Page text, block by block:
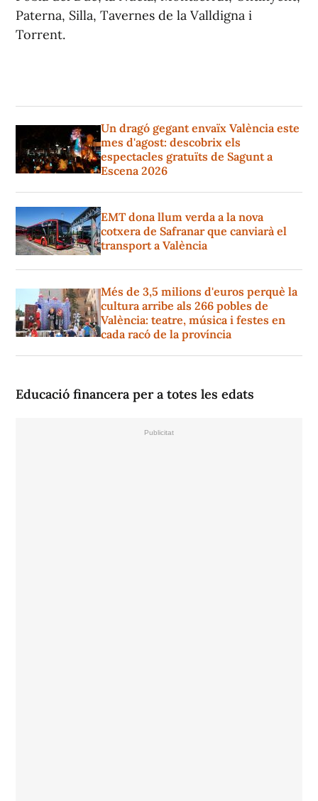
Paterna, Silla, Tavernes de la Valldigna i
Torrent.
Un dragó gegant envaïx València este
mes d'agost: descobrix els
espectacles gratuïts de Sagunt a
Escena 2026
EMT dona llum verda a la nova
cotxera de Safranar que canviarà el
transport a València
Més de 3,5 milions d'euros perquè la
cultura arribe als 266 pobles de
València: teatre, música i festes en
cada racó de la província
Educació financera per a totes les edats